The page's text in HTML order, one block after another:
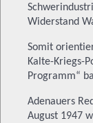
Widerstand
Somit
Kalte-Kriegs-
Programm“
Adenauers
August 1947